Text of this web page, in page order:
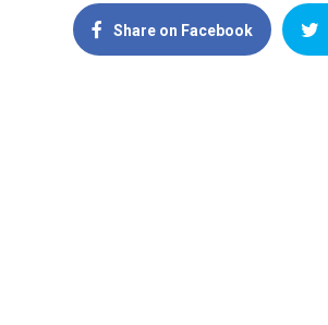
Share on Facebook